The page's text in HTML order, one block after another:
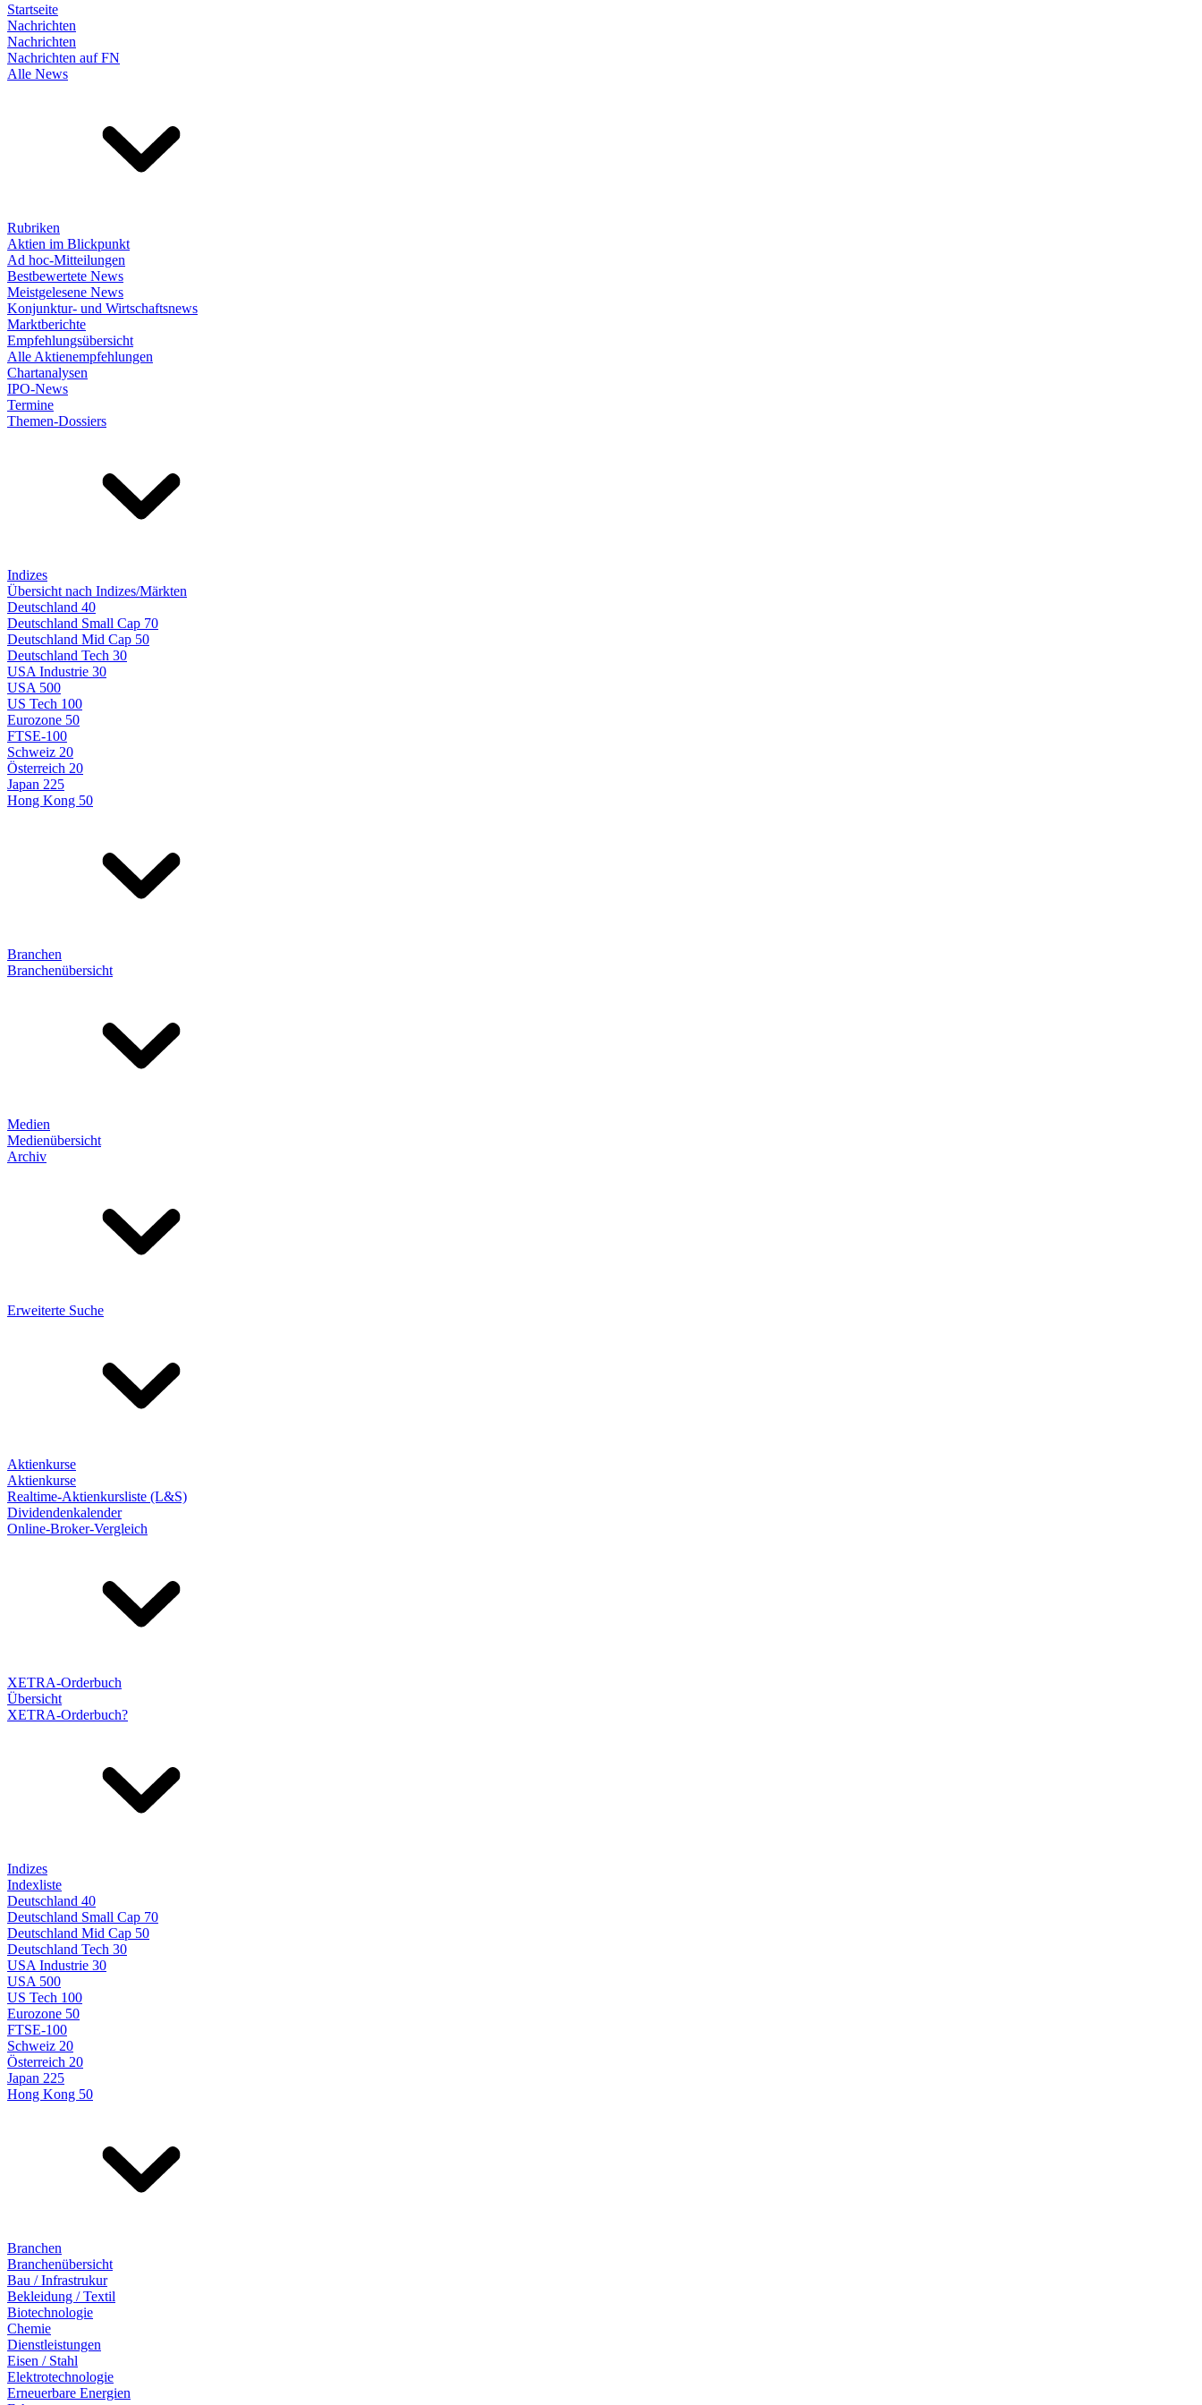
Startseite
Nachrichten
Nachrichten
Nachrichten auf FN
Alle News
Rubriken
Aktien im Blickpunkt
Ad hoc-Mitteilungen
Bestbewertete News
Meistgelesene News
Konjunktur- und Wirtschaftsnews
Marktberichte
Empfehlungsübersicht
Alle Aktienempfehlungen
Chartanalysen
IPO-News
Termine
Themen-Dossiers
Indizes
Übersicht nach Indizes/Märkten
Deutschland 40
Deutschland Small Cap 70
Deutschland Mid Cap 50
Deutschland Tech 30
USA Industrie 30
USA 500
US Tech 100
Eurozone 50
FTSE-100
Schweiz 20
Österreich 20
Japan 225
Hong Kong 50
Branchen
Branchenübersicht
Medien
Medienübersicht
Archiv
Erweiterte Suche
Aktienkurse
Aktienkurse
Realtime-Aktienkursliste (L&S)
Dividendenkalender
Online-Broker-Vergleich
XETRA-Orderbuch
Übersicht
XETRA-Orderbuch?
Indizes
Indexliste
Deutschland 40
Deutschland Small Cap 70
Deutschland Mid Cap 50
Deutschland Tech 30
USA Industrie 30
USA 500
US Tech 100
Eurozone 50
FTSE-100
Schweiz 20
Österreich 20
Japan 225
Hong Kong 50
Branchen
Branchenübersicht
Bau / Infrastrukur
Bekleidung / Textil
Biotechnologie
Chemie
Dienstleistungen
Eisen / Stahl
Elektrotechnologie
Erneuerbare Energien